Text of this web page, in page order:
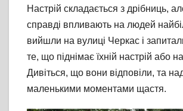
Настрій складається з дрібниць,
справді впливають на людей
вийшли на вулиці Черкас і
те, що піднімає їхній настрій або
Дивіться, що вони відповіли, та
маленькими моментами щастя.